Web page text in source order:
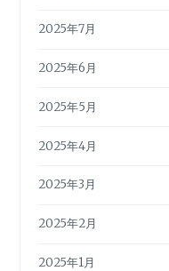
2025年7月
2025年6月
2025年5月
2025年4月
2025年3月
2025年2月
2025年1月